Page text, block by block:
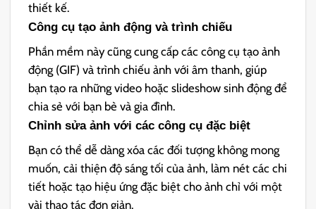
thiết kế.
Công cụ tạo ảnh động và trình chiếu
Phần mềm này cũng cung cấp các công cụ tạo ảnh
động (GIF) và trình chiếu ảnh với âm thanh, giúp
bạn tạo ra những video hoặc slideshow sinh động để
chia sẻ với bạn bè và gia đình.
Chỉnh sửa ảnh với các công cụ đặc biệt
Bạn có thể dễ dàng xóa các đối tượng không mong
muốn, cải thiện độ sáng tối của ảnh, làm nét các chi
tiết hoặc tạo hiệu ứng đặc biệt cho ảnh chỉ với một
vài thao tác đơn giản.